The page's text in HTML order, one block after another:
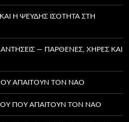
Η ΨΕΥΔΉΣ ΙΣΌΤΗΤΑ ΣΤΗ
— ΠΑΡΘΈΝΕΣ, ΧΉΡΕΣ ΚΑΙ
ΑΠΑΙΤΟΎΝ ΤΟΝ ΝΑΌ
ΠΟΥ ΑΠΑΙΤΟΎΝ ΤΟΝ ΝΑΌ